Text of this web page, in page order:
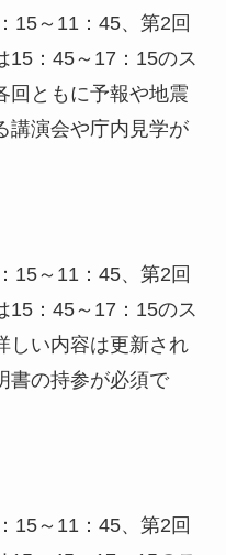
15～11：45、第2回
15：45～17：15のス
回ともに予報や地震
講演会や庁内見学が
15～11：45、第2回
15：45～17：15のス
しい内容は更新され
書の持参が必須で
15～11：45、第2回